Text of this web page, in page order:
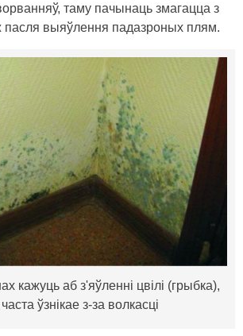
таму пачынаць змагацца з
пасля выяўлення падазроных плям.
кажуць аб з'яўленні цвілі (грыбка),
ўзнікае з-за волкасці